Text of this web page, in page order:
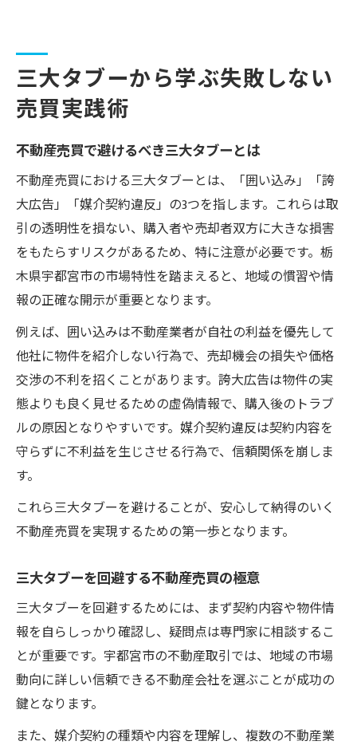
三大タブーから学ぶ失敗しない
売買実践術
不動産売買で避けるべき三大タブーとは
不動産売買における三大タブーとは、「囲い込み」「誇
大広告」「媒介契約違反」の3つを指します。これらは取
引の透明性を損ない、購入者や売却者双方に大きな損害
をもたらすリスクがあるため、特に注意が必要です。栃
木県宇都宮市の市場特性を踏まえると、地域の慣習や情
報の正確な開示が重要となります。
例えば、囲い込みは不動産業者が自社の利益を優先して
他社に物件を紹介しない行為で、売却機会の損失や価格
交渉の不利を招くことがあります。誇大広告は物件の実
態よりも良く見せるための虚偽情報で、購入後のトラブ
ルの原因となりやすいです。媒介契約違反は契約内容を
守らずに不利益を生じさせる行為で、信頼関係を崩しま
す。
これら三大タブーを避けることが、安心して納得のいく
不動産売買を実現するための第一歩となります。
三大タブーを回避する不動産売買の極意
三大タブーを回避するためには、まず契約内容や物件情
報を自らしっかり確認し、疑問点は専門家に相談するこ
とが重要です。宇都宮市の不動産取引では、地域の市場
動向に詳しい信頼できる不動産会社を選ぶことが成功の
鍵となります。
また、媒介契約の種類や内容を理解し、複数の不動産業